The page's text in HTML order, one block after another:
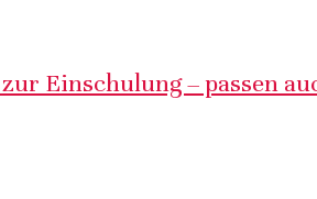
zur Einschulung – passen